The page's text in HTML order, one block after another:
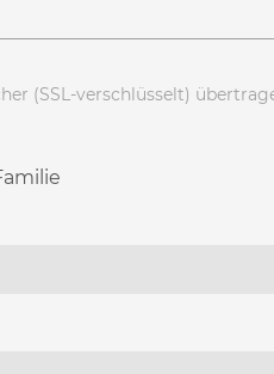
(SSL-verschlüsselt)